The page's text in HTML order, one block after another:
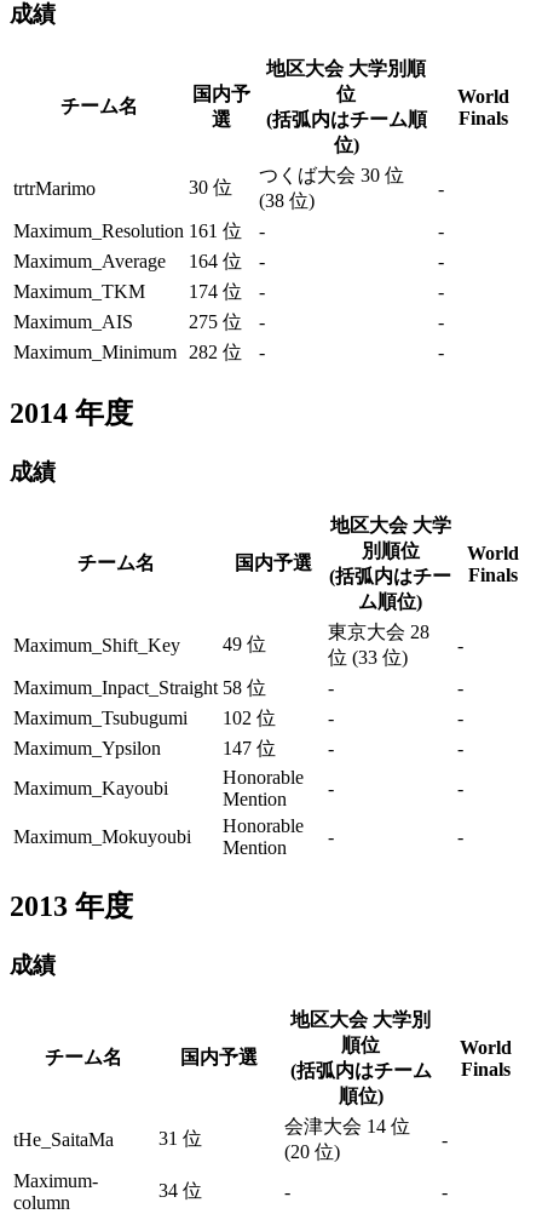
成績
チーム名
国内予
選
地区大会 大学別順
位
(括弧内はチーム順
位)
World
Finals
trtrMarimo 30 位
つくば大会 30 位
(38 位)
-
Maximum_Resolution 161 位 -
-
Maximum_Average
164 位 -
-
Maximum_TKM
174 位 -
-
Maximum_AIS
275 位 -
-
Maximum_Minimum
282 位 - -
2014 年度
成績
チーム名 国内予選
地区大会 大学
別順位
(括弧内はチー
ム順位)
World
Finals
Maximum_Shift_Key 49 位
東京大会 28
位 (33 位)
-
Maximum_Inpact_Straight 58 位 -
-
Maximum_Tsubugumi
102 位 -
-
Maximum_Ypsilon
147 位 -
-
Maximum_Kayoubi
Honorable
Mention
- -
Maximum_Mokuyoubi
Honorable
Mention
- -
2013 年度
成績
チーム名 国内予選
地区大会 大学別
順位
(括弧内はチーム
順位)
World
Finals
tHe_SaitaMa 31 位
会津大会 14 位
(20 位)
-
Maximum-
column
34 位 -
-